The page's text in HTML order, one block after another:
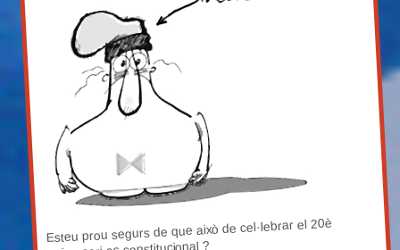
Esteu prou segurs de que això de cel·lebrar el 20è